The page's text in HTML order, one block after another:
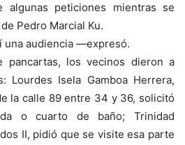
algunas peticiones mientras se
Pedro Marcial Ku.
una audiencia —expresó.
pancartas, los vecinos dieron a
Lourdes Isela Gamboa Herrera,
la calle 89 entre 34 y 36, solicitó
o cuarto de baño; Trinidad
II, pidió que se visite esa parte